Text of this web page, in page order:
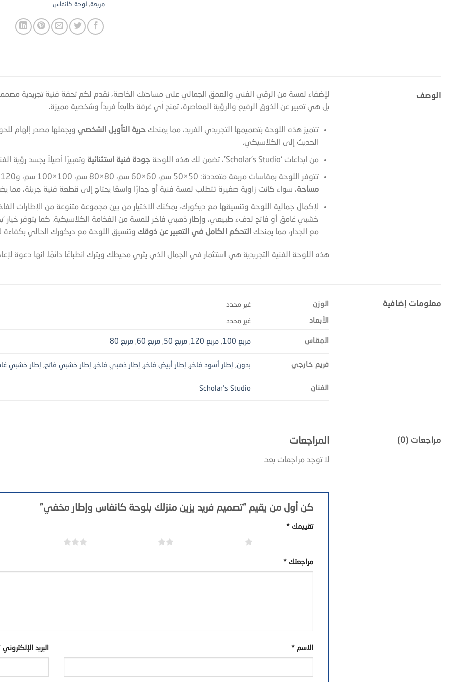
مربعة, لوحة كانفاس
الوصف
لإضفاء لمسة من الرقي الفني والعمق الجمالي على مساحتك الخاصة، نقدم لكم تحفة فنية تجريدية
بل هي تعبير عن الذوق الرفيع والرؤية المعاصرة، تمنح أي غرفة طابعاً فريداً وشخصية مميزة.
تتميز هذه اللوحة بتصميمها التجريدي الفريد، مما يمنحك حرية التأويل الشخصي ويجعلها مصدر إلهام
الحديث إلى الكلاسيكي.
من إبداعات ‘Scholar’s Studio’، تضمن لك هذه اللوحة جودة فنية استثنائية وتعبيرًا أصيلاً يجسد رؤية
تتوفر اللوحة بمقاسات مربعة متعددة: 50×50 سم، 60×60 سم، 80×80 سم، 100×100 سم، و120×120 سم. هذه الخيارات المتنوعة توفر
مساحة، سواء كانت زاوية صغيرة تتطلب لمسة فنية أو جدارًا واسعًا يحتاج إلى قطعة فنية جريئة،
لإكمال جمالية اللوحة وتنسيقها مع ديكورك، يمكنك الاختيار من بين مجموعة متنوعة من الإطارات
خشبي غامق أو فاتح لدفء طبيعي، وإطار ذهبي فاخر للمسة من الفخامة الكلاسيكية. كما يتوفر خيار
مع الجدار، مما يمنحك التحكم الكامل في التعبير عن ذوقكوتنسيق اللوحة مع ديكورك الحالي بكفاءة
هذه اللوحة الفنية التجريدية هي استثمار في الجمال الذي يثري محيطك ويترك انطباعًا دائمًا. إنها
معلومات إضافية الوزن غير محدد
الأبعاد غير محدد
المقاس مربع 100 ,مربع 120 ,مربع 50 ,مربع 60 ,مربع 80
فريم خارجي بدون, إطار أسود فاخر, إطار أبيض فاخر, إطار ذهبي فاخر, إطار خشبي فاتح, إطار خشبي
الفنان Scholar's Studio
مراجعات (0) المراجعات
لا توجد مراجعات بعد.
كن أول من يقيم “تصميم فريد يزين منزلك بلوحة كانفاس وإطار مخفي”
تقييمك *
مراجعتك *
الاسم * البريد الإلكتروني